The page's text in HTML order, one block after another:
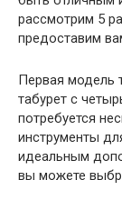
рассмотрим 5
предоставим
Первая модель
табурет с
потребуется
инструменты
идеальным
вы можете